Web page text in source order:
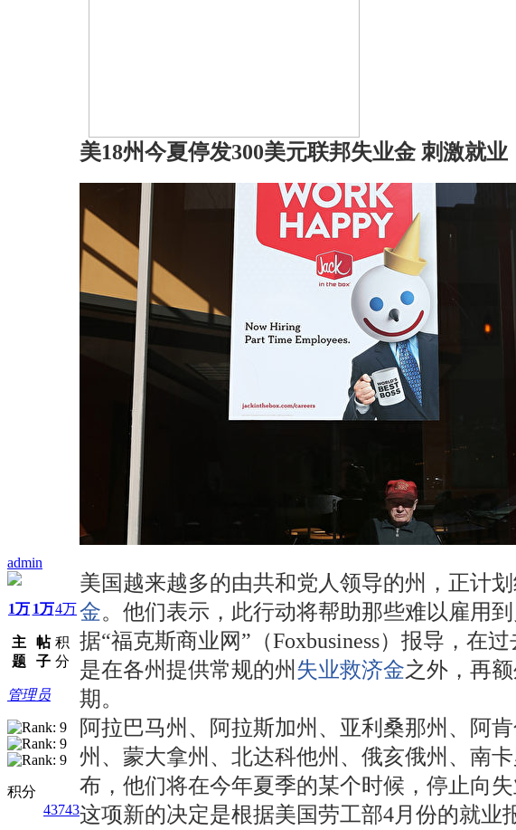
admin
1万
主
题
1万
帖
子
4万
积
分
管理员
积分
43743
美18州今夏停发300美元联邦失业金 刺激就业
美国越来越多的由共和党人领导的州，正计
金。他们表示，此行动将帮助那些难以雇用到
据“福克斯商业网”（Foxbusiness）报导，在
是在各州提供常规的州 失业救济金之外，再
期。
阿拉巴马州、阿拉斯加州、亚利桑那州、阿
州、蒙大拿州、北达科他州、俄亥俄州、南
布，他们将在今年夏季的某个时候，停止向
这项新的决定是根据美国劳工部4月份的就业